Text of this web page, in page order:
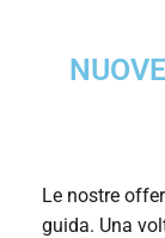
Le nostre
guida. Una